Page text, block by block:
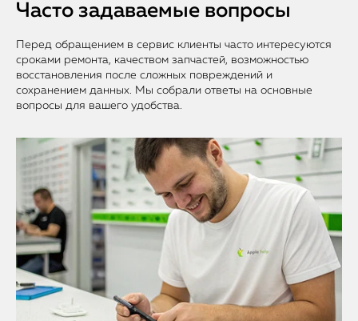
Часто задаваемые вопросы
Перед обращением в сервис клиенты часто интересуются
сроками ремонта, качеством запчастей, возможностью
восстановления после сложных повреждений и
сохранением данных. Мы собрали ответы на основные
вопросы для вашего удобства.